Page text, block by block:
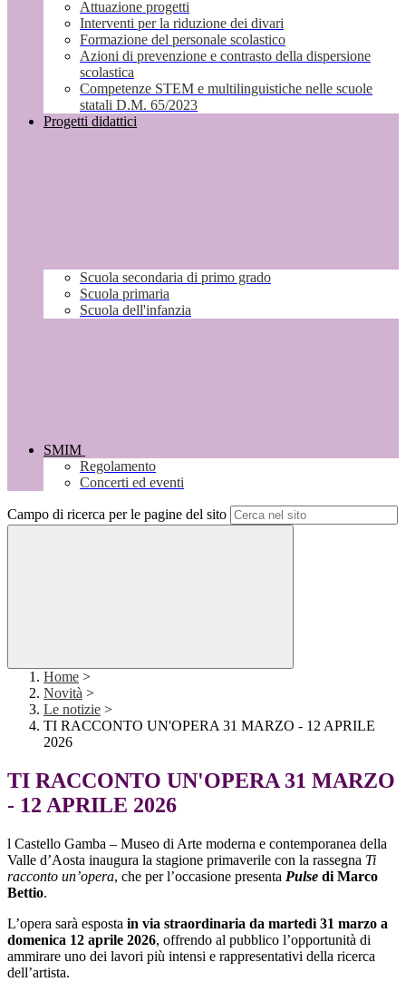
Attuazione progetti
Interventi per la riduzione dei divari
Formazione del personale scolastico
Azioni di prevenzione e contrasto della dispersione
scolastica
Competenze STEM e multilinguistiche nelle scuole
statali D.M. 65/2023
Progetti didattici
Scuola secondaria di primo grado
Scuola primaria
Scuola dell'infanzia
SMIM
Regolamento
Concerti ed eventi
Campo di ricerca per le pagine del sito
Home >
Novità >
Le notizie >
TI RACCONTO UN'OPERA 31 MARZO - 12 APRILE
2026
TI RACCONTO UN'OPERA 31 MARZO
- 12 APRILE 2026
l Castello Gamba – Museo di Arte moderna e contemporanea della
Valle d’Aosta inaugura la stagione primaverile con la rassegna Ti
racconto un’opera, che per l’occasione presenta Pulse di Marco
Bettio.
L’opera sarà esposta in via straordinaria da martedì 31 marzo a
domenica 12 aprile 2026, offrendo al pubblico l’opportunità di
ammirare uno dei lavori più intensi e rappresentativi della ricerca
dell’artista.